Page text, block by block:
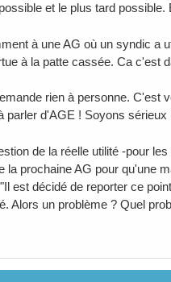
et le plus tard
à une AG où un syndic a
à la patte cassée. Ca c'est
rien à personne. C'est
parler d'AGE ! Soyons sérieux
de la réelle utilité -pour
la prochaine AG pour qu'une
est décidé de reporter ce
Alors un problème ? Quel